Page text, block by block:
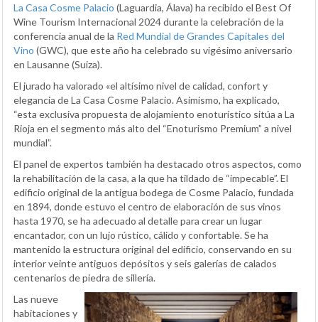
La Casa Cosme Palacio (Laguardia, Álava) ha recibido el Best Of
Wine Tourism Internacional 2024 durante la celebración de la
conferencia anual de la Red Mundial de Grandes Capitales del
Vino (GWC), que este año ha celebrado su vigésimo aniversario
en Lausanne (Suiza).
El jurado ha valorado «el altísimo nivel de calidad, confort y
elegancia de La Casa Cosme Palacio. Asimismo, ha explicado,
“esta exclusiva propuesta de alojamiento enoturístico sitúa a La
Rioja en el segmento más alto del “Enoturismo Premium” a nivel
mundial”.
El panel de expertos también ha destacado otros aspectos, como
la rehabilitación de la casa, a la que ha tildado de “impecable”. El
edificio original de la antigua bodega de Cosme Palacio, fundada
en 1894, donde estuvo el centro de elaboración de sus vinos
hasta 1970, se ha adecuado al detalle para crear un lugar
encantador, con un lujo rústico, cálido y confortable. Se ha
mantenido la estructura original del edificio, conservando en su
interior veinte antiguos depósitos y seis galerías de calados
centenarios de piedra de sillería.
Las nueve
habitaciones y